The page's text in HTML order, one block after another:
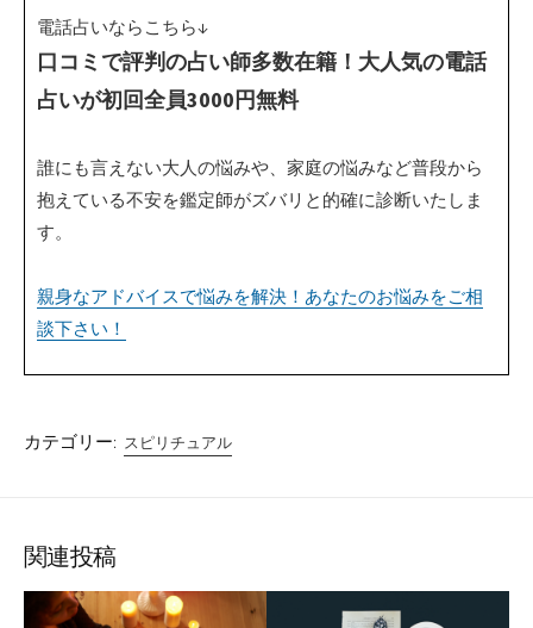
電話占いならこちら↓
口コミで評判の占い師多数在籍！大人気の電話
占いが初回全員3000円無料
誰にも言えない大人の悩みや、家庭の悩みなど普段から
抱えている不安を鑑定師がズバリと的確に診断いたしま
す。
親身なアドバイスで悩みを解決！あなたのお悩みをご相
談下さい！
カテゴリー: スピリチュアル
関連投稿